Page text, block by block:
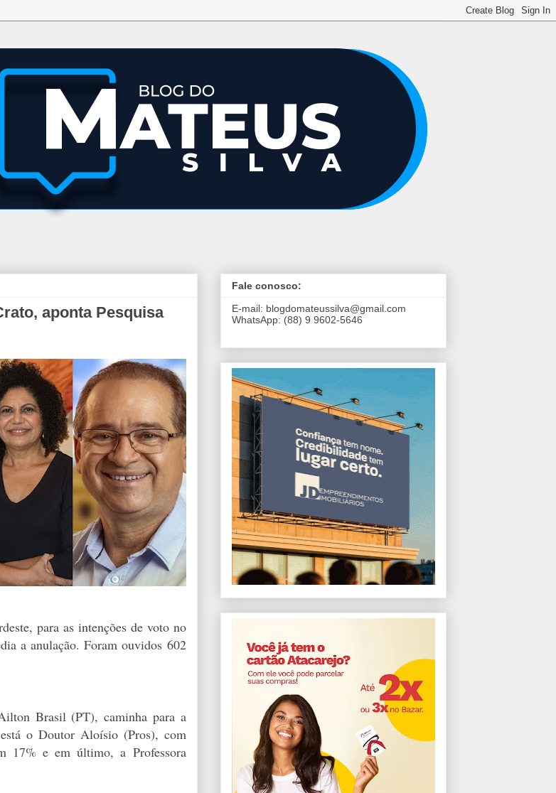
aponta Pesquisa
para as intenções de voto no
a anulação. Foram ouvidos 602
Brasil (PT), caminha para a
o Doutor Aloísio (Pros), com
17% e em último, a Professora
Fale conosco:
E-mail: blogdomateussilva@gmail.com
WhatsApp: (88) 9 9602-5646